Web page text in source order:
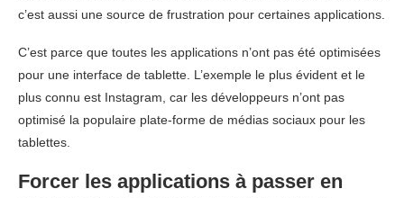
c’est aussi une source de frustration pour certaines applications.
C’est parce que toutes les applications n’ont pas été optimisées
pour une interface de tablette. L’exemple le plus évident et le
plus connu est Instagram, car les développeurs n’ont pas
optimisé la populaire plate-forme de médias sociaux pour les
tablettes.
Forcer les applications à passer en